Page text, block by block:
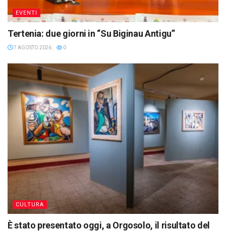
EVENTI
Tertenia: due giorni in “Su Biginau Antigu”
7 AGOSTO 2026 0
CULTURA
È stato presentato oggi, a Orgosolo, il risultato del